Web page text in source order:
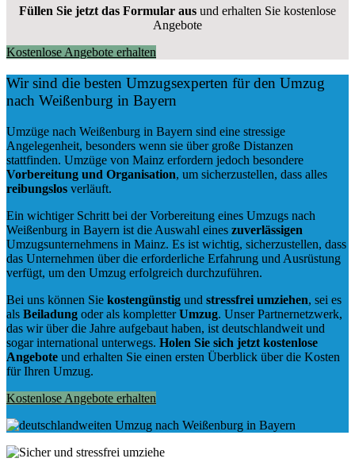
Füllen Sie jetzt das Formular aus und erhalten Sie kostenlose
Angebote
Kostenlose Angebote erhalten
Wir sind die besten Umzugsexperten für den Umzug
nach Weißenburg in Bayern
Umzüge nach Weißenburg in Bayern sind eine stressige
Angelegenheit, besonders wenn sie über große Distanzen
stattfinden. Umzüge von Mainz erfordern jedoch besondere
Vorbereitung und Organisation, um sicherzustellen, dass alles
reibungslos verläuft.
Ein wichtiger Schritt bei der Vorbereitung eines Umzugs nach
Weißenburg in Bayern ist die Auswahl eines zuverlässigen
Umzugsunternehmens in Mainz. Es ist wichtig, sicherzustellen, dass
das Unternehmen über die erforderliche Erfahrung und Ausrüstung
verfügt, um den Umzug erfolgreich durchzuführen.
Bei uns können Sie kostengünstig und stressfrei umziehen, sei es
als Beiladung oder als kompletterUmzug. Unser Partnernetzwerk,
das wir über die Jahre aufgebaut haben, ist deutschlandweit und
sogar international unterwegs. Holen Sie sich jetzt kostenlose
Angebote und erhalten Sie einen ersten Überblick über die Kosten
für Ihren Umzug.
Kostenlose Angebote erhalten